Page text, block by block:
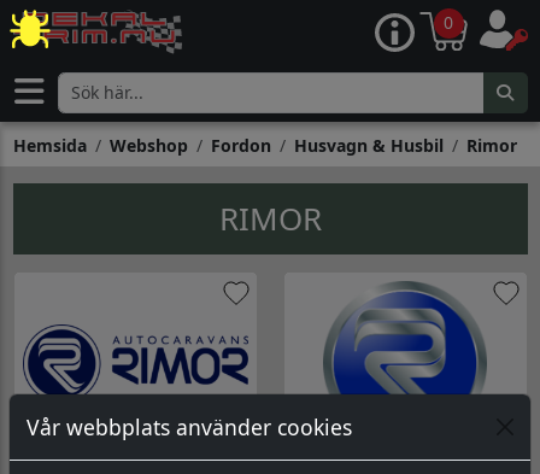
Vår webbplats använder cookies
0
Hemsida Webshop Fordon Husvagn & Husbil Rimor
RIMOR